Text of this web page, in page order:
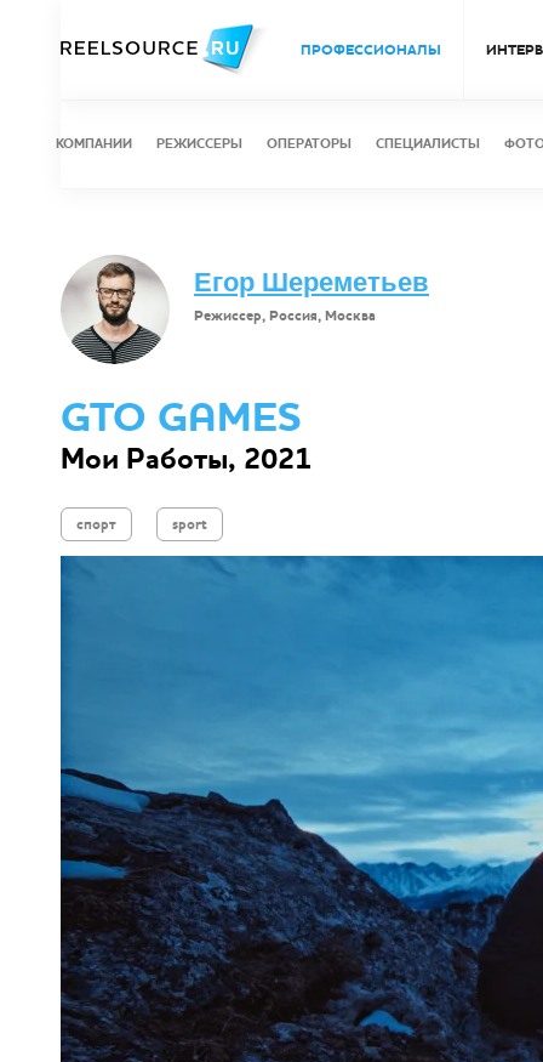
ПРОФЕССИОНАЛЫ
КОМПАНИИ РЕЖИССЕРЫ ОПЕРАТОРЫ СПЕЦИАЛИСТЫ
Егор Шереметьев
Режиссер, Россия, Москва
GTO GAMES
Мои Работы, 2021
спорт sport